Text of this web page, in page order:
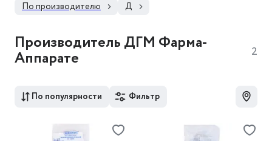
По производителю Д
Производитель ДГМ Фарма-
Аппарате
2
По популярности Фильтр